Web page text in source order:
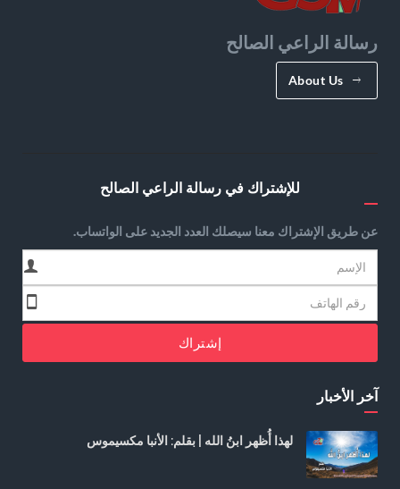
رسالة الراعي الصالح
About Us
للإشتراك في رسالة الراعي الصالح
عن طريق الإشتراك معنا سيصلك العدد الجديد على الواتساب.
إشتراك
آخر الأخبار
لهذا أُظهر ابنُ الله | بقلم: الأنبا مكسيموس